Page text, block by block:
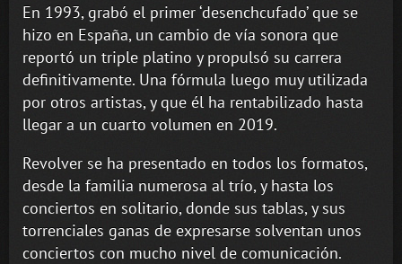
En 1993, grabó el primer ‘desenchcufado’ que se
hizo en España, un cambio de vía sonora que
reportó un triple platino y propulsó su carrera
definitivamente. Una fórmula luego muy utilizada
por otros artistas, y que él ha rentabilizado hasta
llegar a un cuarto volumen en 2019.
Revolver se ha presentado en todos los formatos,
desde la familia numerosa al trío, y hasta los
conciertos en solitario, donde sus tablas, y sus
torrenciales ganas de expresarse solventan unos
conciertos con mucho nivel de comunicación.